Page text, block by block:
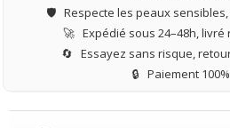
🛡️ Respecte les peaux
🚀 Expédié sous 24–48h,
🔄 Essayez sans risque,
🔒 Paiement